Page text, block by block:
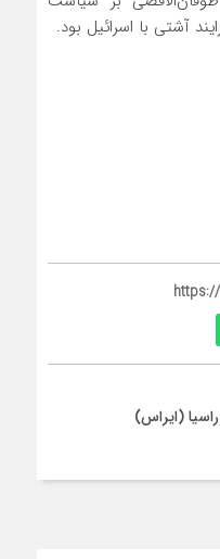
آشتی با اسرائیل بود.
(ایراس)